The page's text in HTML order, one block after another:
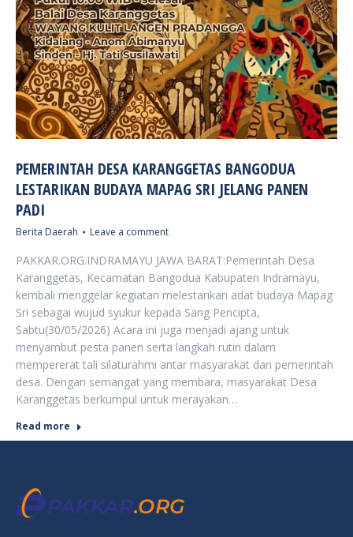
PEMERINTAH DESA KARANGGETAS BANGODUA
LESTARIKAN BUDAYA MAPAG SRI JELANG PANEN
PADI
Berita Daerah Leave a comment
PAKKAR.ORG.INDRAMAYU JAWA BARAT:Pemerintah Desa
Karanggetas, Kecamatan Bangodua Kabupaten Indramayu,
kembali menggelar kegiatan melestarikan adat budaya Mapag
Sri sebagai wujud syukur kepada Sang Pencipta,
Sabtu(30/05/2026) Acara ini juga menjadi ajang untuk
menyambut pesta panen serta langkah rutin dalam
mempererat tali silaturahmi antar masyarakat dan pemerintah
desa. Dengan semangat yang membara, masyarakat Desa
Karanggetas berkumpul untuk merayakan…
Read more